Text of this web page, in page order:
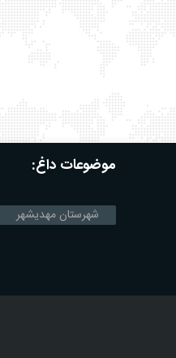
موضوعات داغ:
شهرستان مهدیشهر